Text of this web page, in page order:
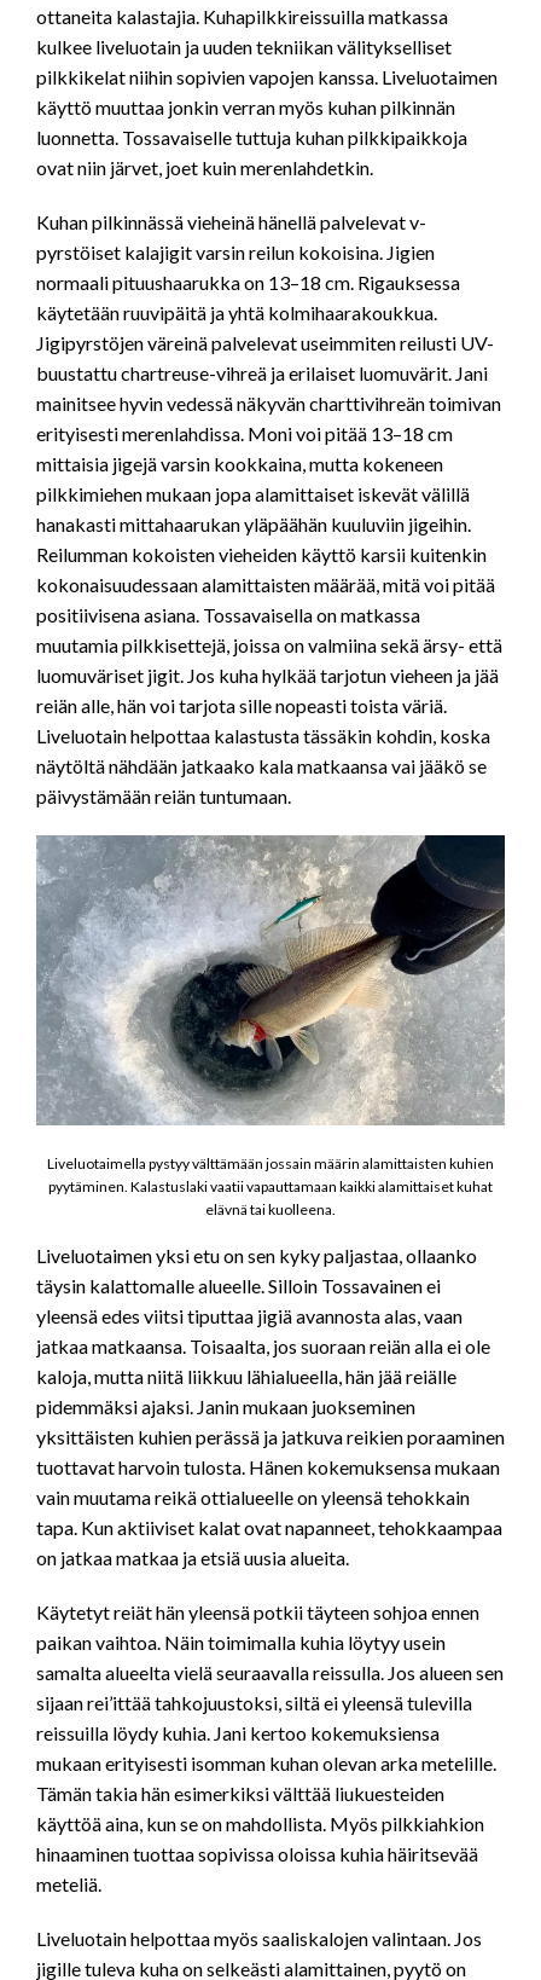
ottaneita kalastajia. Kuhapilkkireissuilla matkassa
kulkee liveluotain ja uuden tekniikan välitykselliset
pilkkikelat niihin sopivien vapojen kanssa. Liveluotaimen
käyttö muuttaa jonkin verran myös kuhan pilkinnän
luonnetta. Tossavaiselle tuttuja kuhan pilkkipaikkoja
ovat niin järvet, joet kuin merenlahdetkin.
Kuhan pilkinnässä vieheinä hänellä palvelevat v-
pyrstöiset kalajigit varsin reilun kokoisina. Jigien
normaali pituushaarukka on 13–18 cm. Rigauksessa
käytetään ruuvipäitä ja yhtä kolmihaarakoukkua.
Jigipyrstöjen väreinä palvelevat useimmiten reilusti UV-
buustattu chartreuse-vihreä ja erilaiset luomuvärit. Jani
mainitsee hyvin vedessä näkyvän charttivihreän toimivan
erityisesti merenlahdissa. Moni voi pitää 13–18 cm
mittaisia jigejä varsin kookkaina, mutta kokeneen
pilkkimiehen mukaan jopa alamittaiset iskevät välillä
hanakasti mittahaarukan yläpäähän kuuluviin jigeihin.
Reilumman kokoisten vieheiden käyttö karsii kuitenkin
kokonaisuudessaan alamittaisten määrää, mitä voi pitää
positiivisena asiana. Tossavaisella on matkassa
muutamia pilkkisettejä, joissa on valmiina sekä ärsy- että
luomuväriset jigit. Jos kuha hylkää tarjotun vieheen ja jää
reiän alle, hän voi tarjota sille nopeasti toista väriä.
Liveluotain helpottaa kalastusta tässäkin kohdin, koska
näytöltä nähdään jatkaako kala matkaansa vai jääkö se
päivystämään reiän tuntumaan.
Liveluotaimella pystyy välttämään jossain määrin alamittaisten kuhien
pyytäminen. Kalastuslaki vaatii vapauttamaan kaikki alamittaiset kuhat
elävnä tai kuolleena.
Liveluotaimen yksi etu on sen kyky paljastaa, ollaanko
täysin kalattomalle alueelle. Silloin Tossavainen ei
yleensä edes viitsi tiputtaa jigiä avannosta alas, vaan
jatkaa matkaansa. Toisaalta, jos suoraan reiän alla ei ole
kaloja, mutta niitä liikkuu lähialueella, hän jää reiälle
pidemmäksi ajaksi. Janin mukaan juokseminen
yksittäisten kuhien perässä ja jatkuva reikien poraaminen
tuottavat harvoin tulosta. Hänen kokemuksensa mukaan
vain muutama reikä ottialueelle on yleensä tehokkain
tapa. Kun aktiiviset kalat ovat napanneet, tehokkaampaa
on jatkaa matkaa ja etsiä uusia alueita.
Käytetyt reiät hän yleensä potkii täyteen sohjoa ennen
paikan vaihtoa. Näin toimimalla kuhia löytyy usein
samalta alueelta vielä seuraavalla reissulla. Jos alueen sen
sijaan rei’ittää tahkojuustoksi, siltä ei yleensä tulevilla
reissuilla löydy kuhia. Jani kertoo kokemuksiensa
mukaan erityisesti isomman kuhan olevan arka metelille.
Tämän takia hän esimerkiksi välttää liukuesteiden
käyttöä aina, kun se on mahdollista. Myös pilkkiahkion
hinaaminen tuottaa sopivissa oloissa kuhia häiritsevää
meteliä.
Liveluotain helpottaa myös saaliskalojen valintaan. Jos
jigille tuleva kuha on selkeästi alamittainen, pyytö on